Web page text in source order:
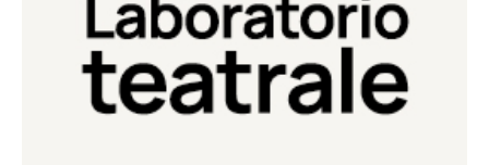
Laboratorio Teatrale
Laboratorio di teatro del Teatro Eduardo de Filippo
Continua